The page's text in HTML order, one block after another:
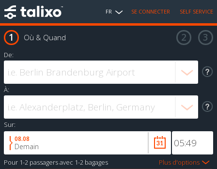
FR SE CONNECTER SELF SERVICE
Où & Quand
De:
À:
Sur:
08.08
Demain
Pour 1-2 passagersavec 1-2 bagages Plus d'options